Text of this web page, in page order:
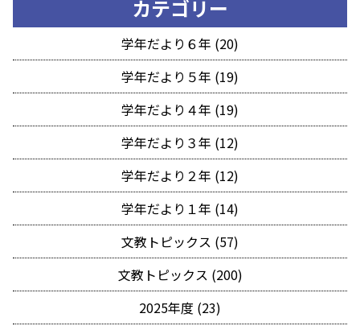
カテゴリー
学年だより６年 (20)
学年だより５年 (19)
学年だより４年 (19)
学年だより３年 (12)
学年だより２年 (12)
学年だより１年 (14)
文教トピックス (57)
文教トピックス (200)
2025年度 (23)